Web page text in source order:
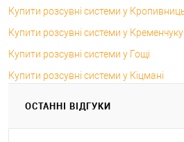
Купити розсувні системи у
Купити розсувні системи у Кременчуку
Купити розсувні системи у Гощі
Купити розсувні системи у Кіцмані
ОСТАННІ ВІДГУКИ